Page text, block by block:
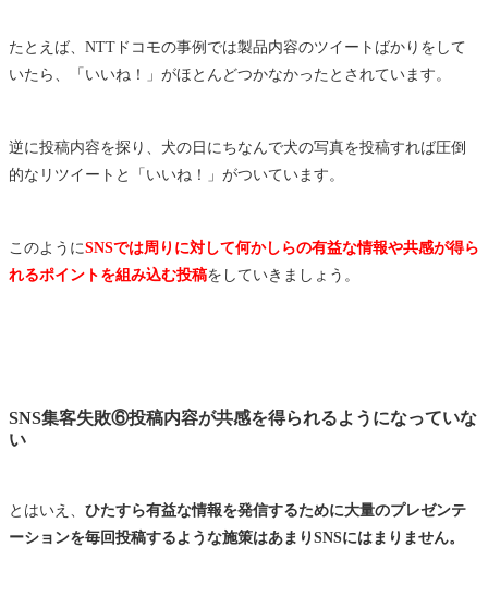
たとえば、NTTドコモの事例では製品内容のツイートばかりをして
いたら、「いいね！」がほとんどつかなかったとされています。
逆に投稿内容を探り、犬の日にちなんで犬の写真を投稿すれば圧倒
的なリツイートと「いいね！」がついています。
このようにSNSでは周りに対して何かしらの有益な情報や共感が得ら
れるポイントを組み込む投稿をしていきましょう。
SNS集客失敗⑥投稿内容が共感を得られるようになっていな
い
とはいえ、 ひたすら有益な情報を発信するために大量のプレゼンテ
ーションを毎回投稿するような施策はあまりSNSにはまりません。